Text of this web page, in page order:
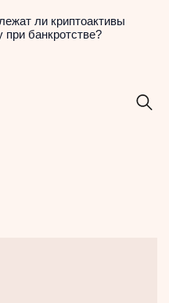
ли криптоактивы
банкротстве?